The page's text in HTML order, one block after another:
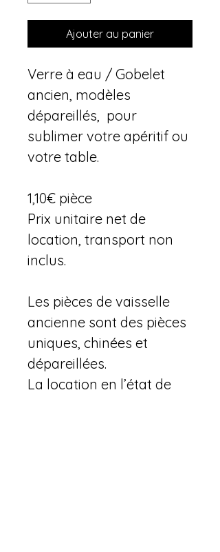
Ajouter au panier
Verre à eau / Gobelet
ancien, modèles
dépareillés,  pour
sublimer votre apéritif ou
votre table.
1,10€ pièce
Prix unitaire net de
location, transport non
inclus.
Les pièces de vaisselle
ancienne sont des pièces
uniques, chinées et
dépareillées.
La location en l’état de